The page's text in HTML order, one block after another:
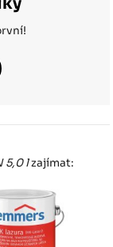
5,0 lzajímat: